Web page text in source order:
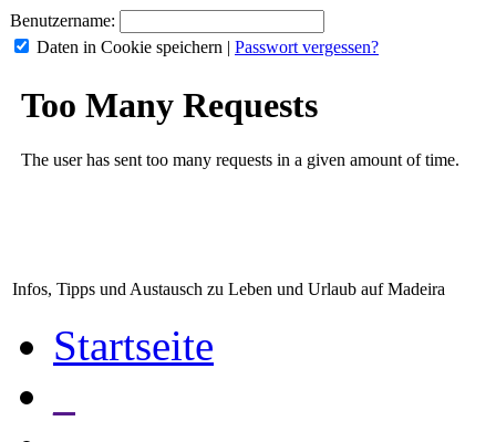
Benutzername:
Daten in Cookie speichern | Passwort vergessen?
Infos, Tipps und Austausch zu Leben und Urlaub auf Madeira
Startseite